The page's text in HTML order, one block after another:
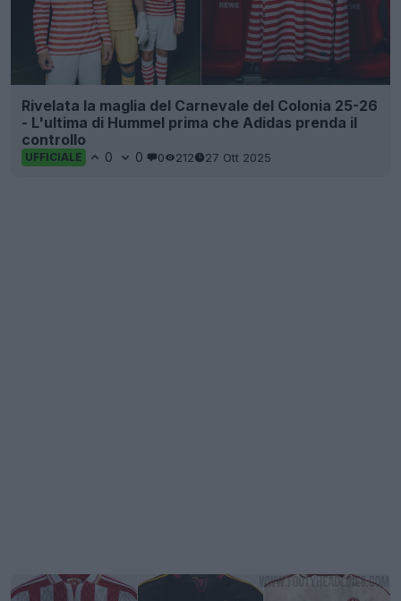
Rivelata la maglia del Carnevale del Colonia 25-26
- L'ultima di Hummel prima che Adidas prenda il
controllo
UFFICIALE 0 0 0 212 27 Ott 2025